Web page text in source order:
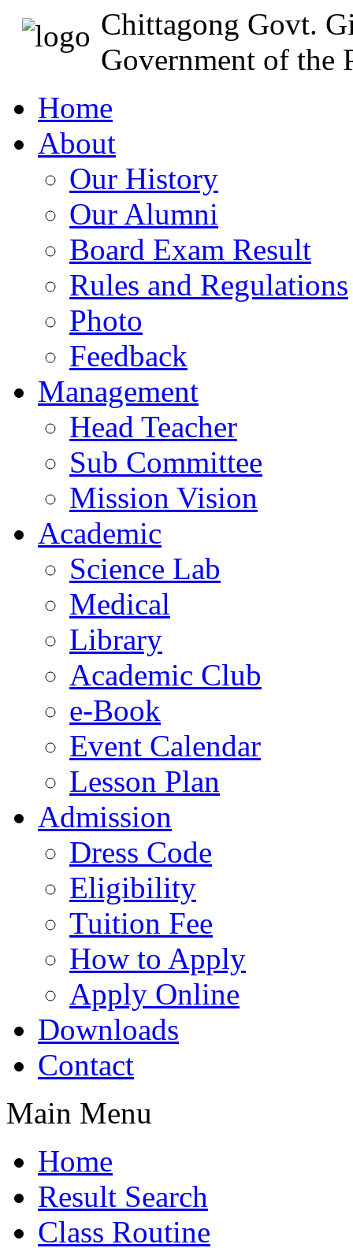
Chittagong Govt.
Government of the
Home
About
Our History
Our Alumni
Board Exam Result
Rules and Regulations
Photo
Feedback
Management
Head Teacher
Sub Committee
Mission Vision
Academic
Science Lab
Medical
Library
Academic Club
e-Book
Event Calendar
Lesson Plan
Admission
Dress Code
Eligibility
Tuition Fee
How to Apply
Apply Online
Downloads
Contact
Main Menu
Home
Result Search
Class Routine